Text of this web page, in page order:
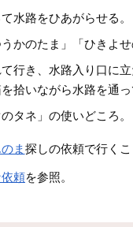
水路をひあがらせる。
かのたま」「ひきよせ
行き、水路入り口に
拾いながら水路を通っ
タネ」の使いどころ。
ま探しの依頼で行くこ
頼を参照。